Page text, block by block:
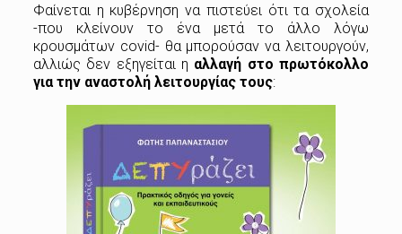
Φαίνεται η κυβέρνηση να πιστεύει ότι τα σχολεία
-που κλείνουν το ένα μετά το άλλο λόγω
κρουσμάτων covid- θα μπορούσαν να λειτουργούν,
αλλιώς δεν εξηγείται η αλλαγή στο πρωτόκολλο
για την αναστολή λειτουργίας τους: